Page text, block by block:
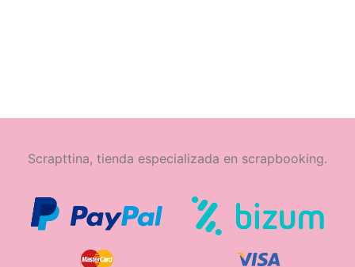
Scrapttina, tienda especializada en scrapbooking.